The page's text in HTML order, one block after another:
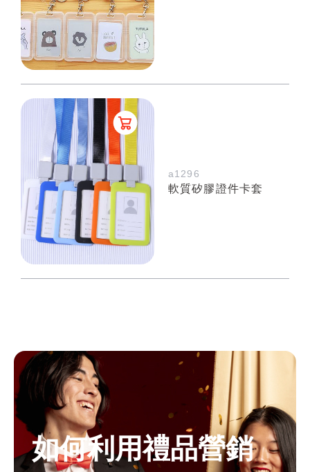
a1296
軟質矽膠證件卡套
如何利用禮品營銷